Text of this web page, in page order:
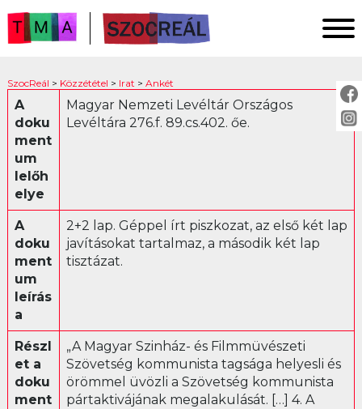
FŐOLDAL
KUTATÁS
KÖZZÉTÉTEL
KÖZVETÍTÉS
KÖZZÉTÉTEL:
Fotó
Irat
Ankét
Levél
Műsor
Librettó
SzocReál > Közzététel > Irat > Ankét
A
doku
ment
um
lelőh
elye
Magyar Nemzeti Levéltár Országos
Levéltára 276.f. 89.cs.402. őe.
A
doku
ment
um
leírás
a
2+2 lap. Géppel írt piszkozat, az első két lap
javításokat tartalmaz, a második két lap
tisztázat.
Részl
et a
doku
ment
„A Magyar Szinház- és Filmmüvészeti
Szövetség kommunista tagsága helyesli és
örömmel üvözli a Szövetség kommunista
pártaktivájának megalakulását. […] 4. A